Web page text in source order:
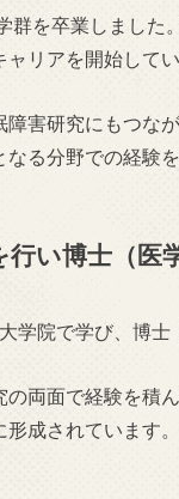
を卒業しました
リアを開始してい
害研究にもつな
る分野での経験を
い博士（医
院で学び、博士
両面で経験を積
成されています。